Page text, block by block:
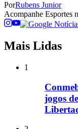
PorRubens Junior
Acompanhe Esportes
Mais Lidas
1
jogos